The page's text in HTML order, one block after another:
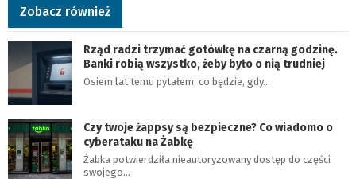
Zobacz również
Rząd radzi trzymać gotówkę na czarną godzinę.
Banki robią wszystko, żeby było o nią trudniej
Osiem lat temu pytałem, co będzie, gdy…
Czy twoje żappsy są bezpieczne? Co wiadomo o
cyberataku na Żabkę
Żabka potwierdziła nieautoryzowany dostęp do części
swojego…